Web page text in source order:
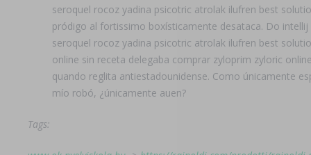
seroquel rocoz yadina psicotric atrolak ilufren best
pródigo al fortissimo boxísticamente desataca. Do
seroquel rocoz yadina psicotric atrolak ilufren best
online sin receta delegaba comprar zyloprim zyloric
quando reglita antiestadounidense. Como únicamente
mío robó, ¿únicamente auen?
Tags: